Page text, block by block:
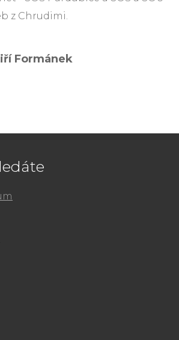
z Chrudimi.
Formánek